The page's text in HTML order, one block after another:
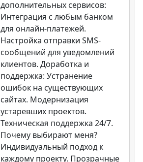
дополнительных сервисов:
Интеграция с любым банком
для онлайн-платежей.
Настройка отправки SMS-
сообщений для уведомлений
клиентов. Доработка и
поддержка: Устранение
ошибок на существующих
сайтах. Модернизация
устаревших проектов.
Техническая поддержка 24/7.
Почему выбирают меня?
Индивидуальный подход к
каждому проекту. Прозрачные